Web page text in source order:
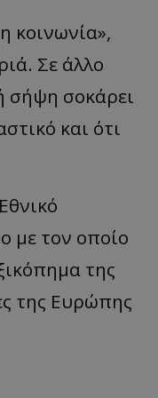
κοινωνία»,
Σε άλλο
σήψη σοκάρει
και ότι
με τον οποίο
της
της Ευρώπης
Αυτό το cookie
Doubleclick και
με τον οποίο ο
χρησιμοποιεί
τυχόν
έχει δει ο
επισκεφθεί
5 μήνες 4
Αυτό το cookie
πολιτικές και
μελλοντικές
29 λεπτά 58
δευτερόλεπτα
Αυτό το cookie
για τη